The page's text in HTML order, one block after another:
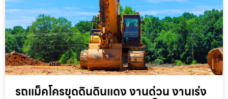
รถแม็คโครขุดดินดินแดง งานด่วน งานเร่ง